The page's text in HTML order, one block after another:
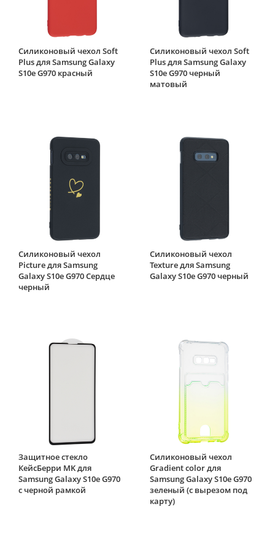
Силиконовый чехол Soft
Plus для Samsung Galaxy
S10e G970 красный
Силиконовый чехол Soft
Plus для Samsung Galaxy
S10e G970 черный
матовый
Силиконовый чехол
Picture для Samsung
Galaxy S10e G970 Сердце
черный
Силиконовый чехол
Texture для Samsung
Galaxy S10e G970 черный
Защитное стекло
КейсБерри MK для
Samsung Galaxy S10e G970
с черной рамкой
Силиконовый чехол
Gradient color для
Samsung Galaxy S10e G970
зеленый (с вырезом под
карту)